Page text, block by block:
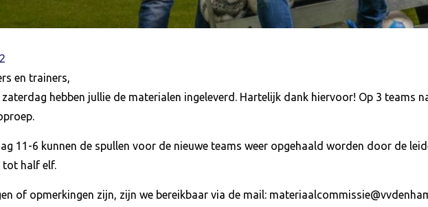
en trainers,
hebben jullie de materialen ingeleverd. Hartelijk dank hiervoor! Op 3 teams
11-6 kunnen de spullen voor de nieuwe teams weer opgehaald worden door de
tot half elf.
of opmerkingen zijn, zijn we bereikbaar via de mail: